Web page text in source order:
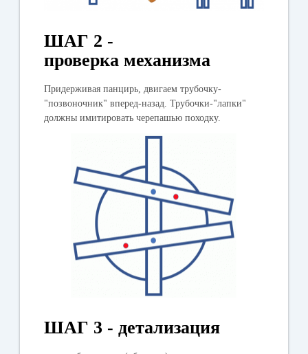
ШАГ 2 -
проверка механизма
Придерживая панцирь, двигаем трубочку-
"позвоночник" вперед-назад. Трубочки-"лапки"
должны имитировать черепашью походку.
ШАГ 3 - детализация